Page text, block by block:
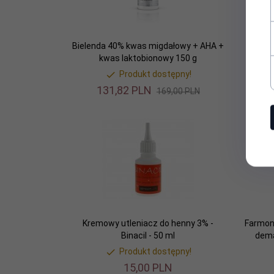
Bielenda 40% kwas migdałowy + AHA +
kwas laktobionowy 150 g
Produkt dostępny!
131,82 PLN 169,00 PLN
Kremowy utleniacz do henny 3% -
Binacil - 50 ml
Produkt dostępny!
15,00 PLN